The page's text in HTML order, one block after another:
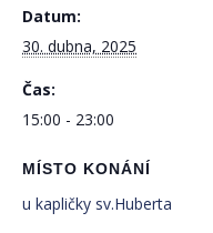
Datum:
30. dubna, 2025
Čas:
15:00 - 23:00
MÍSTO KONÁNÍ
u kapličky sv.Huberta